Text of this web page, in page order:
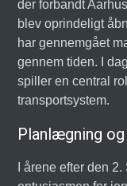
der forbandt
blev oprindeligt
har gennemgået
gennem tiden. I
spiller en central
transportsystem.
Planlægning
I årene efter den